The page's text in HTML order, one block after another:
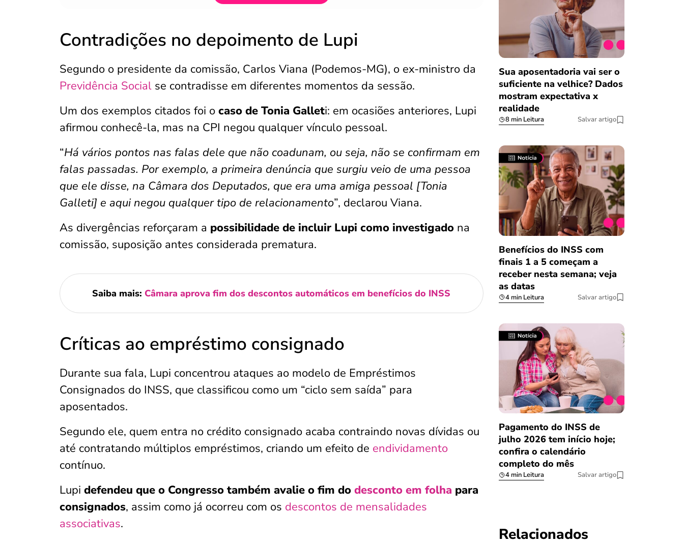
Contradições no depoimento de Lupi
Segundo o presidente da comissão, Carlos Viana (Podemos-MG), o ex-ministro da
Previdência Social se contradisse em diferentes momentos da sessão.
Um dos exemplos citados foi o caso de Tonia Galleti: em ocasiões anteriores, Lupi
afirmou conhecê-la, mas na CPI negou qualquer vínculo pessoal.
“Há vários pontos nas falas dele que não coadunam, ou seja, não se confirmam em
falas passadas. Por exemplo, a primeira denúncia que surgiu veio de uma pessoa
que ele disse, na Câmara dos Deputados, que era uma amiga pessoal [Tonia
Galleti] e aqui negou qualquer tipo de relacionamento”, declarou Viana.
As divergências reforçaram a possibilidade de incluir Lupi como investigado na
comissão, suposição antes considerada prematura.
Saiba mais: Câmara aprova fim dos descontos automáticos em benefícios do INSS
Críticas ao empréstimo consignado
Durante sua fala, Lupi concentrou ataques ao modelo de Empréstimos
Consignados do INSS, que classificou como um “ciclo sem saída” para
aposentados.
Segundo ele, quem entra no crédito consignado acaba contraindo novas dívidas ou
até contratando múltiplos empréstimos, criando um efeito de endividamento
contínuo.
Lupi defendeu que o Congresso também avalie o fim do desconto em folha para
consignados, assim como já ocorreu com os descontos de mensalidades
associativas.
Sua aposentadoria vai ser o
suficiente na velhice? Dados
mostram expectativa x
realidade
8 min Leitura Salvar artigo
Benefícios do INSS com
finais 1 a 5 começam a
receber nesta semana; veja
as datas
4 min Leitura Salvar artigo
Pagamento do INSS de
julho 2026 tem início hoje;
confira o calendário
completo do mês
4 min Leitura Salvar artigo
Relacionados